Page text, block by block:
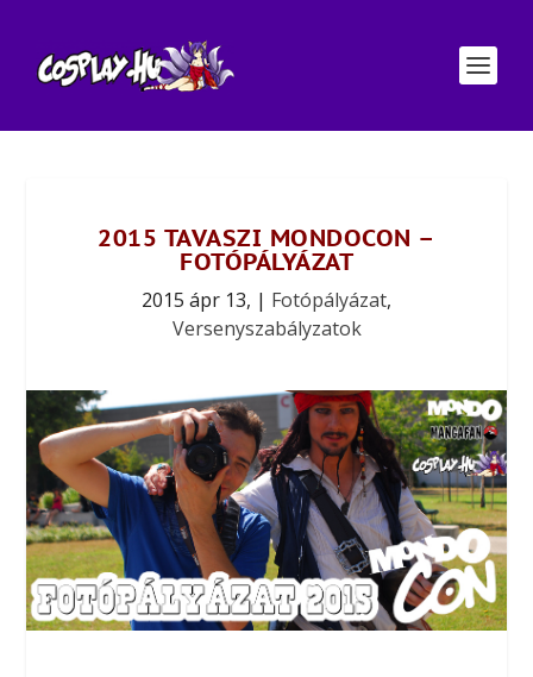
2015 TAVASZI MONDOCON –
FOTÓPÁLYÁZAT
2015 ápr 13, | Fotópályázat,
Versenyszabályzatok